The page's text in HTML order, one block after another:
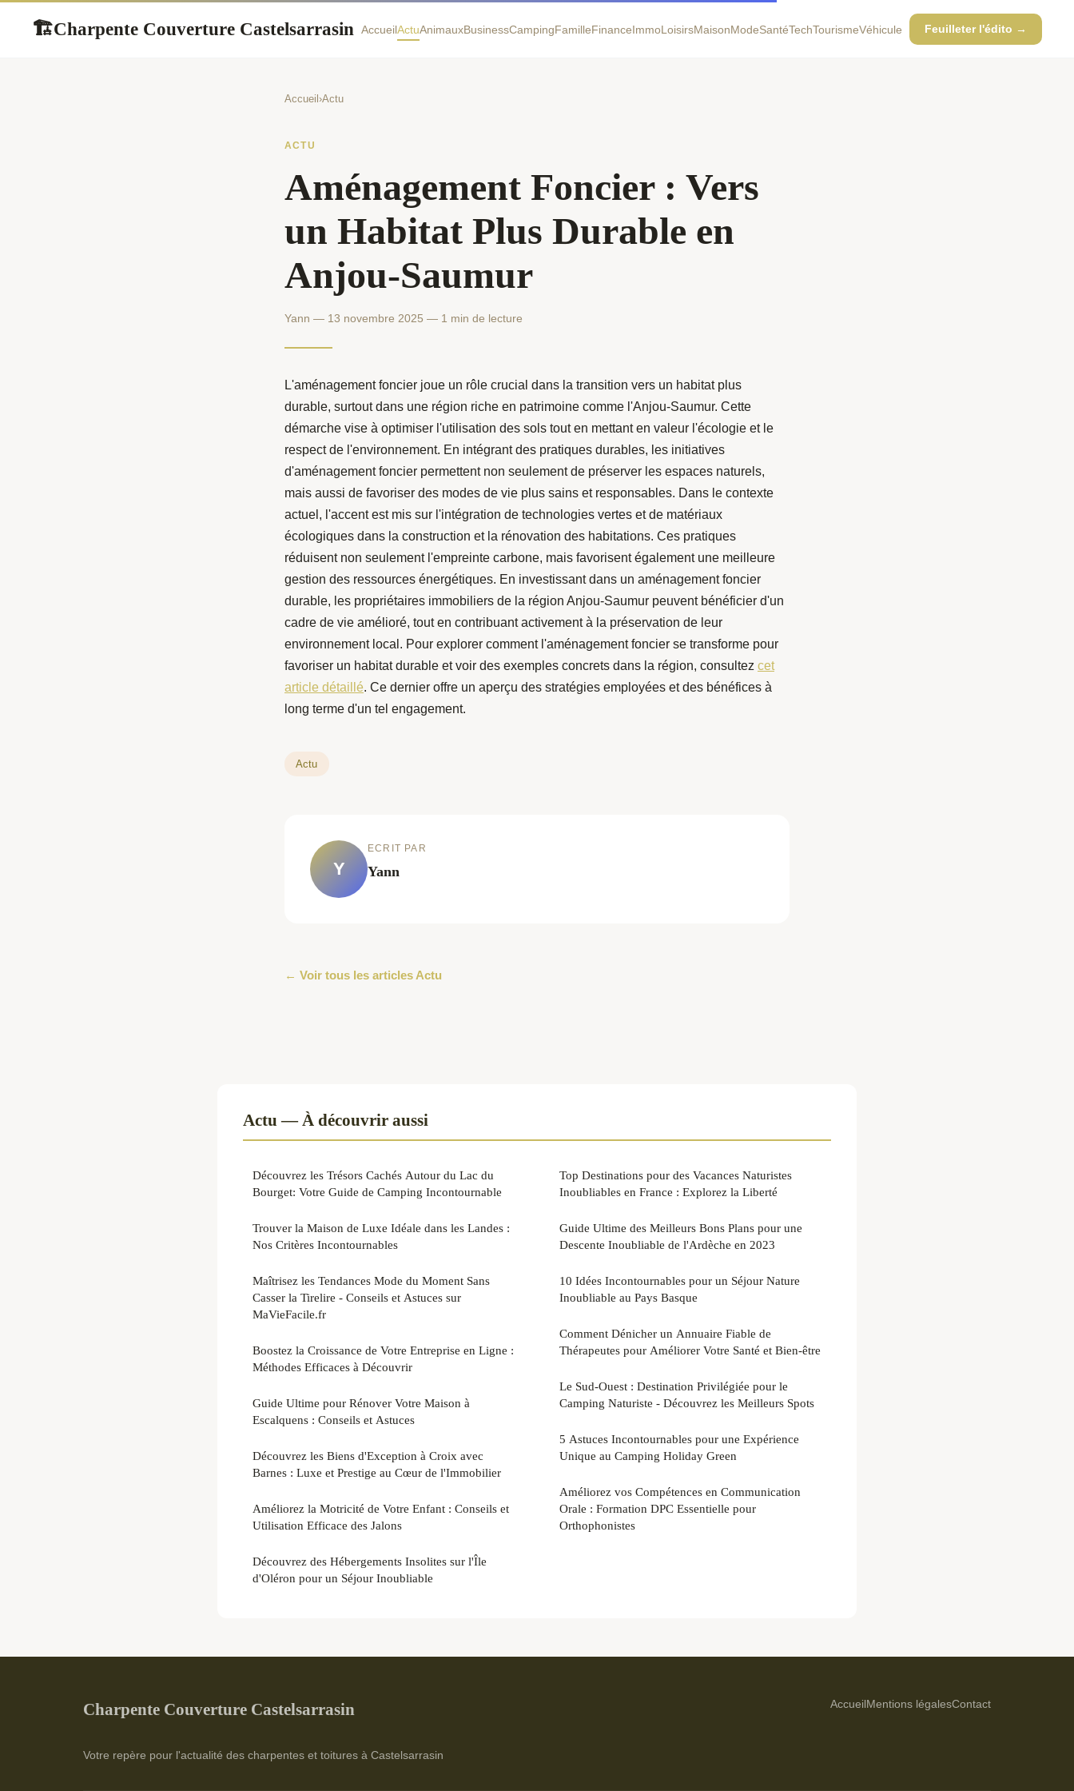
🏗Charpente Couverture Castelsarrasin AccueilActuAnimauxBusinessCampingFamilleFinanceImmoLoisirsMaisonModeSantéTechTourismeVéhicule Feuilleter l'édito →
Accueil ›Actu
ACTU
Aménagement Foncier : Vers
un Habitat Plus Durable en
Anjou-Saumur
Yann — 13 novembre 2025 — 1 min de lecture
L'aménagement foncier joue un rôle crucial dans la transition vers un habitat plus
durable, surtout dans une région riche en patrimoine comme l'Anjou-Saumur. Cette
démarche vise à optimiser l'utilisation des sols tout en mettant en valeur l'écologie et le
respect de l'environnement. En intégrant des pratiques durables, les initiatives
d'aménagement foncier permettent non seulement de préserver les espaces naturels,
mais aussi de favoriser des modes de vie plus sains et responsables. Dans le contexte
actuel, l'accent est mis sur l'intégration de technologies vertes et de matériaux
écologiques dans la construction et la rénovation des habitations. Ces pratiques
réduisent non seulement l'empreinte carbone, mais favorisent également une meilleure
gestion des ressources énergétiques. En investissant dans un aménagement foncier
durable, les propriétaires immobiliers de la région Anjou-Saumur peuvent bénéficier d'un
cadre de vie amélioré, tout en contribuant activement à la préservation de leur
environnement local. Pour explorer comment l'aménagement foncier se transforme pour
favoriser un habitat durable et voir des exemples concrets dans la région, consultez cet
article détaillé. Ce dernier offre un aperçu des stratégies employées et des bénéfices à
long terme d'un tel engagement.
Actu
Y
ECRIT PAR
Yann
← Voir tous les articles Actu
Actu — À découvrir aussi
Découvrez les Trésors Cachés Autour du Lac du
Bourget: Votre Guide de Camping Incontournable
Trouver la Maison de Luxe Idéale dans les Landes :
Nos Critères Incontournables
Maîtrisez les Tendances Mode du Moment Sans
Casser la Tirelire - Conseils et Astuces sur
MaVieFacile.fr
Boostez la Croissance de Votre Entreprise en Ligne :
Méthodes Efficaces à Découvrir
Guide Ultime pour Rénover Votre Maison à
Escalquens : Conseils et Astuces
Découvrez les Biens d'Exception à Croix avec
Barnes : Luxe et Prestige au Cœur de l'Immobilier
Améliorez la Motricité de Votre Enfant : Conseils et
Utilisation Efficace des Jalons
Découvrez des Hébergements Insolites sur l'Île
d'Oléron pour un Séjour Inoubliable
Top Destinations pour des Vacances Naturistes
Inoubliables en France : Explorez la Liberté
Guide Ultime des Meilleurs Bons Plans pour une
Descente Inoubliable de l'Ardèche en 2023
10 Idées Incontournables pour un Séjour Nature
Inoubliable au Pays Basque
Comment Dénicher un Annuaire Fiable de
Thérapeutes pour Améliorer Votre Santé et Bien-être
Le Sud-Ouest : Destination Privilégiée pour le
Camping Naturiste - Découvrez les Meilleurs Spots
5 Astuces Incontournables pour une Expérience
Unique au Camping Holiday Green
Améliorez vos Compétences en Communication
Orale : Formation DPC Essentielle pour
Orthophonistes
Charpente Couverture Castelsarrasin
Votre repère pour l'actualité des charpentes et toitures à Castelsarrasin
AccueilMentions légalesContact